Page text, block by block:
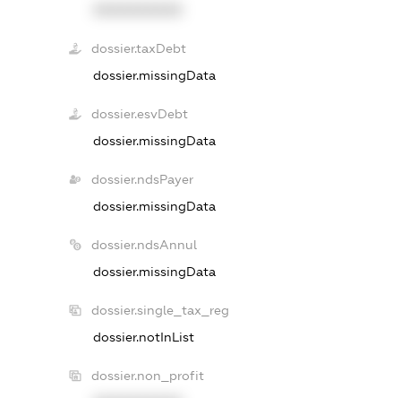
dossier.taxDebt
dossier.missingData
dossier.esvDebt
dossier.missingData
dossier.ndsPayer
dossier.missingData
dossier.ndsAnnul
dossier.missingData
dossier.single_tax_reg
dossier.notInList
dossier.non_profit